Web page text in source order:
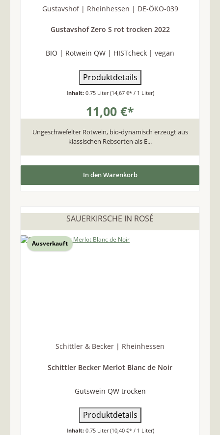
Gustavshof | Rheinhessen | DE-ÖKO-039
Gustavshof Zero S rot trocken 2022
BIO | Rotwein QW | HISTcheck | vegan
Produktdetails
Inhalt: 0.75 Liter(14,67 €* / 1 Liter)
11,00 €*
Ungeschwefelter Rotwein, bio-dynamisch erzeugt aus
klassischen Rebsorten als E...
In den Warenkorb
Ausverkauft
SAUERKIRSCHE IN ROSÉ
Schittler & Becker | Rheinhessen
Schittler Becker Merlot Blanc de Noir
Gutswein QW trocken
Produktdetails
Inhalt: 0.75 Liter(10,40 €* / 1 Liter)